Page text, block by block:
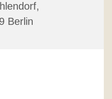
Berlin